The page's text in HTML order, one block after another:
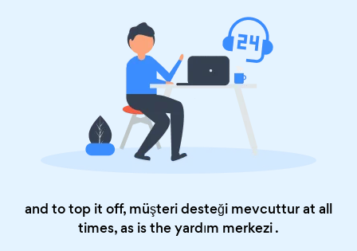
and to top it off, müşteri desteği mevcuttur at all
times, as is theyardım merkezi.